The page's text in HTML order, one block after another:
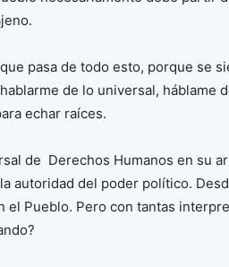
pasa de todo esto, porque se
de lo universal, háblame
echar raíces.
de Derechos Humanos en su
autoridad del poder político.
el Pueblo. Pero con tantas